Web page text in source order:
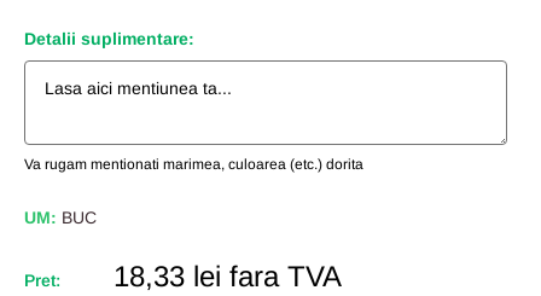
Detalii suplimentare:
Va rugam mentionati marimea, culoarea (etc.) dorita
UM: BUC
Pret:
Pret
18,33 lei fara TVA